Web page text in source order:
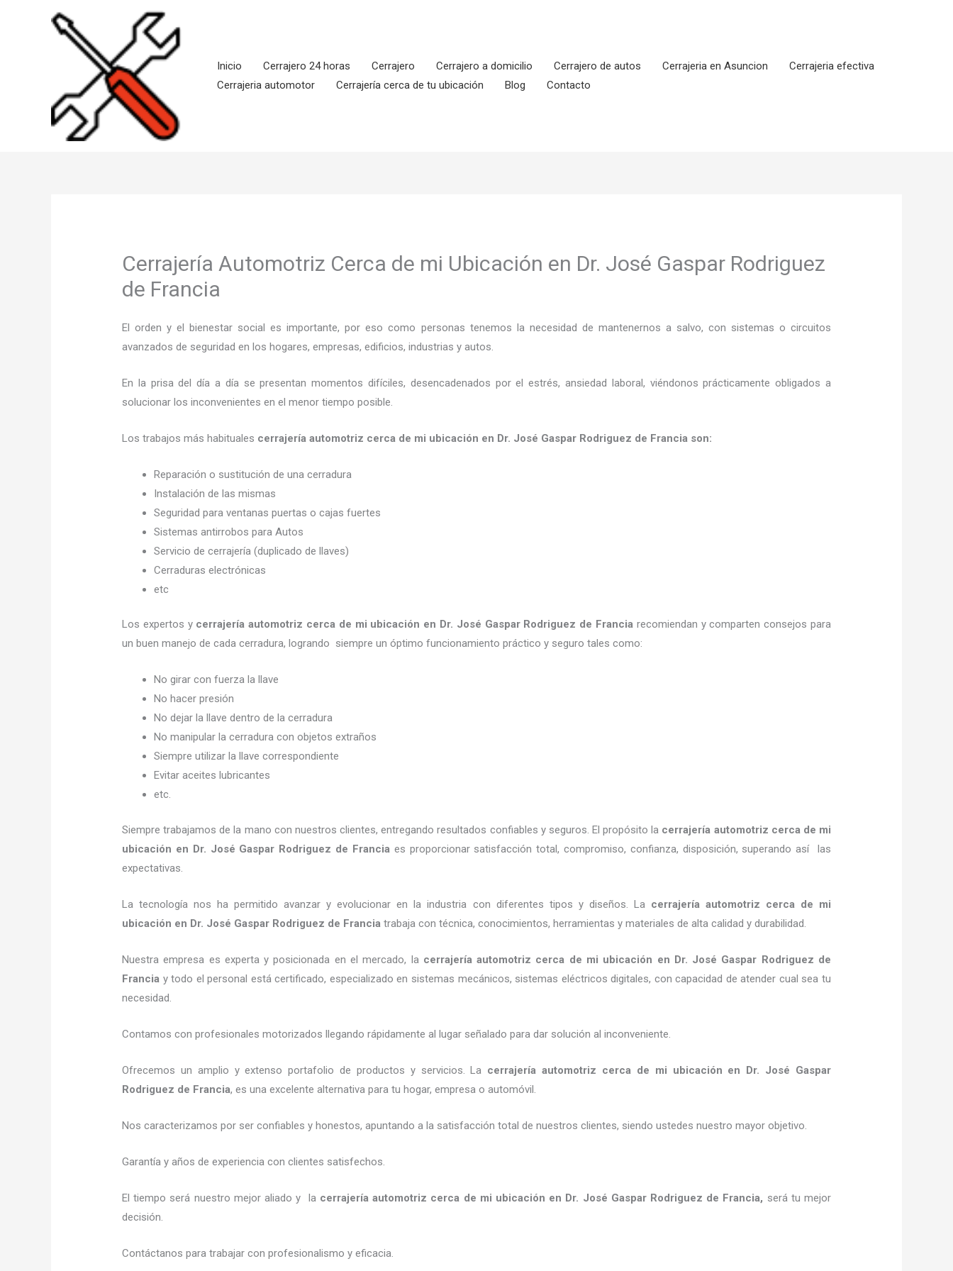
Inicio
Cerrajero 24 horas Cerrajero Cerrajero a domicilio Cerrajero de autos Cerrajeria en Asuncion
Cerrajeria efectiva
Cerrajeria automotor
Cerrajería cerca de tu ubicación Blog Contacto
Cerrajería Automotriz Cerca de mi Ubicación en Dr. José Gaspar Rodriguez
de Francia
El orden y el bienestar social es importante, por eso como personas tenemos la necesidad de mantenernos a salvo, con sistemas o circuitos
avanzados de seguridad en los hogares, empresas, edificios, industrias y autos.
En la prisa del día a día se presentan momentos difíciles, desencadenados por el estrés, ansiedad laboral, viéndonos prácticamente obligados a
solucionar los inconvenientes en el menor tiempo posible.
Los trabajos más habituales cerrajería automotriz cerca de mi ubicación en Dr. José Gaspar Rodriguez de Francia son:
Reparación o sustitución de una cerradura
Instalación de las mismas
Seguridad para ventanas puertas o cajas fuertes
Sistemas antirrobos para Autos
Servicio de cerrajería (duplicado de llaves)
Cerraduras electrónicas
etc
Los expertos y cerrajería automotriz cerca de mi ubicación en Dr. José Gaspar Rodriguez de Francia recomiendan y comparten consejos para
un buen manejo de cada cerradura, logrando siempre un óptimo funcionamiento práctico y seguro tales como:
No girar con fuerza la llave
No hacer presión
No dejar la llave dentro de la cerradura
No manipular la cerradura con objetos extraños
Siempre utilizar la llave correspondiente
Evitar aceites lubricantes
etc.
Siempre trabajamos de la mano con nuestros clientes, entregando resultados confiables y seguros. El propósito la cerrajería automotriz cerca de mi
ubicación en Dr. José Gaspar Rodriguez de Francia es proporcionar satisfacción total, compromiso, confianza, disposición, superando así las
expectativas.
La tecnología nos ha permitido avanzar y evolucionar en la industria con diferentes tipos y diseños. La cerrajería automotriz cerca de mi
ubicación en Dr. José Gaspar Rodriguez de Francia trabaja con técnica, conocimientos, herramientas y materiales de alta calidad y durabilidad.
Nuestra empresa es experta y posicionada en el mercado, la cerrajería automotriz cerca de mi ubicación en Dr. José Gaspar Rodriguez de
Francia y todo el personal está certificado, especializado en sistemas mecánicos, sistemas eléctricos digitales, con capacidad de atender cual sea tu
necesidad.
Contamos con profesionales motorizados llegando rápidamente al lugar señalado para dar solución al inconveniente.
Ofrecemos un amplio y extenso portafolio de productos y servicios. La cerrajería automotriz cerca de mi ubicación en Dr. José Gaspar
Rodriguez de Francia, es una excelente alternativa para tu hogar, empresa o automóvil.
Nos caracterizamos por ser confiables y honestos, apuntando a la satisfacción total de nuestros clientes, siendo ustedes nuestro mayor objetivo.
Garantía y años de experiencia con clientes satisfechos.
El tiempo será nuestro mejor aliado y la cerrajería automotriz cerca de mi ubicación en Dr. José Gaspar Rodriguez de Francia, será tu mejor
decisión.
Contáctanos para trabajar con profesionalismo y eficacia.